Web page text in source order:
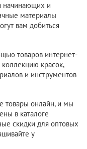
начинающих и
материалы
вам добиться
товаров интернет-
красок,
и инструментов
товары онлайн, и мы
в каталоге
скидки для оптовых
у